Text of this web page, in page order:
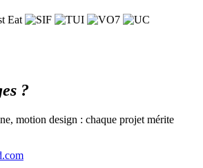
?
motion design : chaque projet mérite